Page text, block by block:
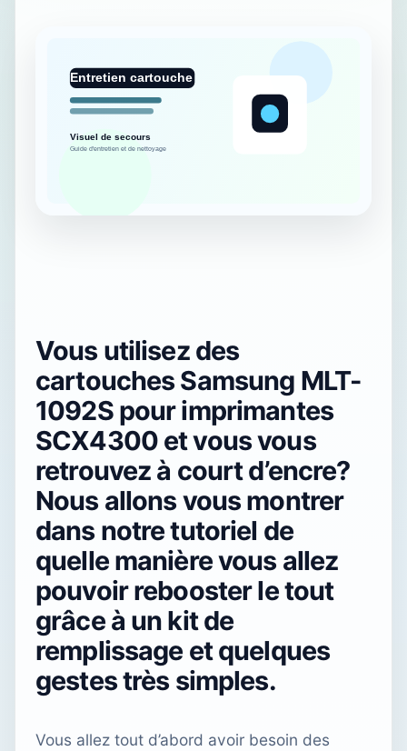
Vous utilisez des
cartouches Samsung MLT-
1092S pour imprimantes
SCX4300 et vous vous
retrouvez à court d’encre?
Nous allons vous montrer
dans notre tutoriel de
quelle manière vous allez
pouvoir rebooster le tout
grâce à un kit de
remplissage et quelques
gestes très simples.
Vous allez tout d’abord avoir besoin des